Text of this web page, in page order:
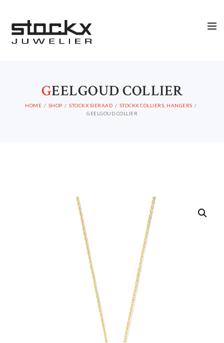
GEELGOUD COLLIER
HOME SHOP STOCKX SIERAAD
STOCKX COLLIERS, HANGERS
GEELGOUD COLLIER